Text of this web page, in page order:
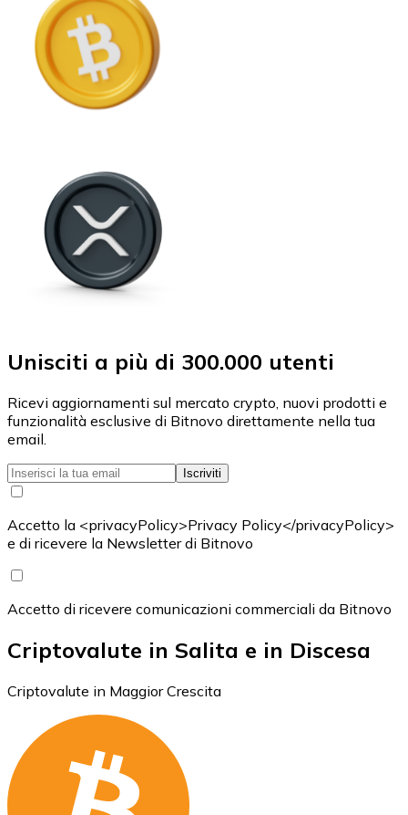
Unisciti a più di 300.000 utenti
Ricevi aggiornamenti sul mercato crypto, nuovi prodotti e
funzionalità esclusive di Bitnovo direttamente nella tua
email.
Iscriviti
Accetto la <privacyPolicy>Privacy Policy</privacyPolicy>
e di ricevere la Newsletter di Bitnovo
Accetto di ricevere comunicazioni commerciali da Bitnovo
Criptovalute in Salita e in Discesa
Criptovalute in Maggior Crescita